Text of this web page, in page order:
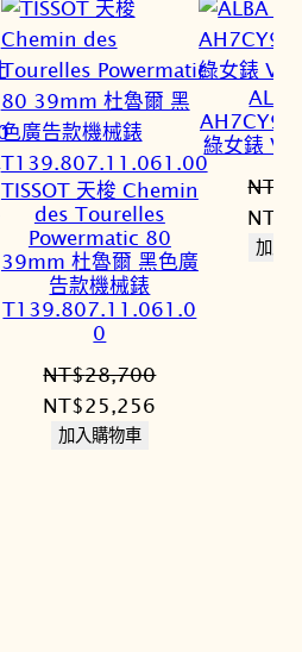
TISSOT 天梭 Chemin
des Tourelles
Powermatic 80
39mm 杜魯爾 黑色廣
告款機械錶
T139.807.11.061.0
0
NT$28,700
原
始
NT$25,256
加入購物車
綠女錶
NT$
原
始
NT$
加入